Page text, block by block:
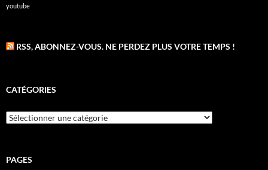
youtube
RSS, ABONNEZ-VOUS. NE PERDEZ PLUS VOTRE TEMPS !
CATÉGORIES
Catégories
PAGES